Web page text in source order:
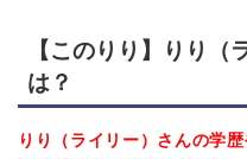
【このりり】りり（
は？
りり（ライリー）さんの学